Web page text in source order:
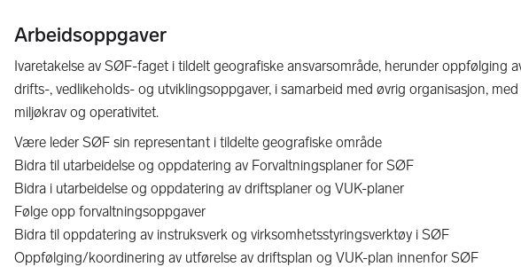
Arbeidsoppgaver
Ivaretakelse av SØF-faget i tildelt geografiske ansvarsområde, herunder
drifts-, vedlikeholds- og utviklingsoppgaver, i samarbeid med øvrig organisasjon,
miljøkrav og operativitet.
Være leder SØF sin representant i tildelte geografiske område
Bidra til utarbeidelse og oppdatering av Forvaltningsplaner for SØF
Bidra i utarbeidelse og oppdatering av driftsplaner og VUK-planer
Følge opp forvaltningsoppgaver
Bidra til oppdatering av instruksverk og virksomhetsstyringsverktøy i SØF
Oppfølging/koordinering av utførelse av driftsplan og VUK-plan innenfor SØF